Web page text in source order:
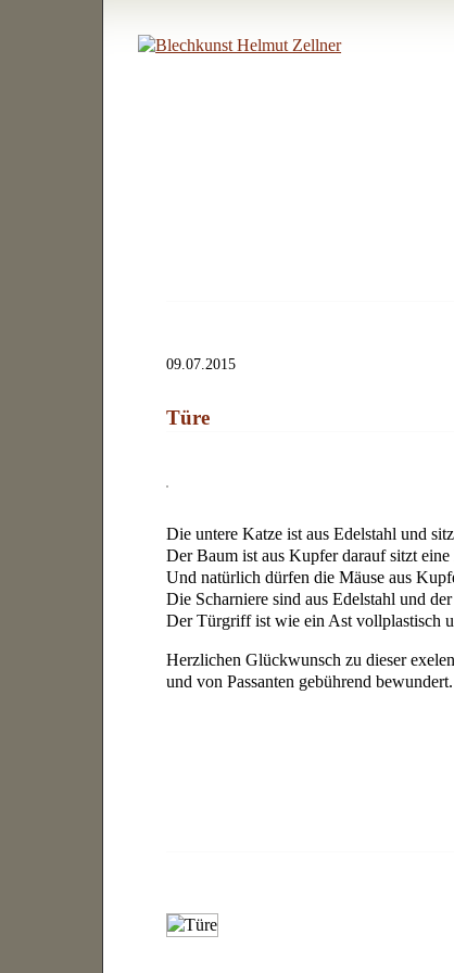
09.07.2015
Türe
Die untere Katze ist aus Edelstahl und
Der Baum ist aus Kupfer darauf sitzt
Und natürlich dürfen die Mäuse aus
Die Scharniere sind aus Edelstahl und
Der Türgriff ist wie ein Ast vollplastisch
Herzlichen Glückwunsch zu dieser
und von Passanten gebührend bewundert.